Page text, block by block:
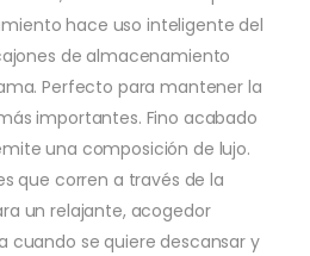
hace uso inteligente del
de almacenamiento
Perfecto para mantener la
importantes. Fino acabado
una composición de lujo.
que corren a través de la
un relajante, acogedor
cuando se quiere descansar y